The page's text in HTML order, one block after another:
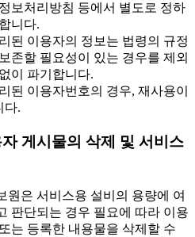
보처리방침 등에서 별도로 정하
니다.
된 이용자의 정보는 법령의 규정
존할 필요성이 있는 경우를 제외
이 파기합니다.
된 이용자번호의 경우, 재사용이
다.
게시물의 삭제 및 서비스
은 서비스용 설비의 용량에 여
판단되는 경우 필요에 따라 이용
는 등록한 내용물을 삭제할 수